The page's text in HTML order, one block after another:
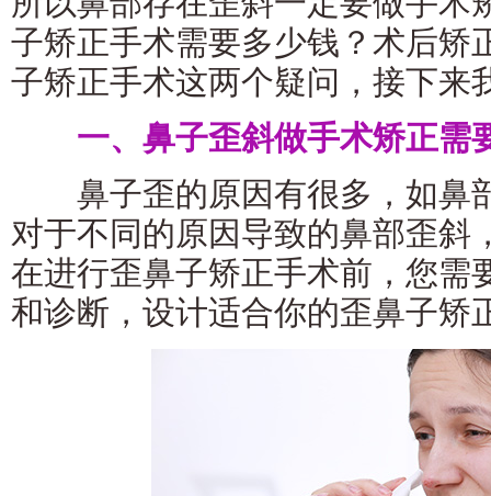
子矫正手术需要多少钱？术后矫
子矫正手术这两个疑问，接下来
一、鼻子歪斜做手术矫正需
鼻子歪的原因有很多，如鼻
对于不同的原因导致的鼻部歪斜
在进行歪鼻子矫正手术前，您需
和诊断，设计适合你的歪鼻子矫